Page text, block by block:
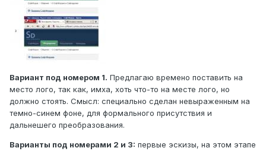
Вариант под номером 1. Предлагаю времено поставить на
место лого, так как, имха, хоть что-то на месте лого, но
должно стоять. Смысл: специально сделан невыраженным на
темно-синем фоне, для формального присутствия и
дальнешего преобразования.
Варианты под номерами 2 и 3: первые эскизы, на этом этапе